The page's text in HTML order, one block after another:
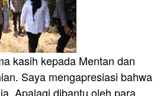
kasih kepada Mentan dan
Saya mengapresiasi bahwa
Apalagi dibantu oleh para